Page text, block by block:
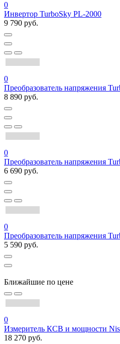
0
Инвертор TurboSky PL-2000
9 790 руб.
0
Преобразователь напряжения
8 890 руб.
0
Преобразователь напряжения
6 690 руб.
0
Преобразователь напряжения
5 590 руб.
Ближайшие по цене
0
Измеритель КСВ и мощности
18 270 руб.